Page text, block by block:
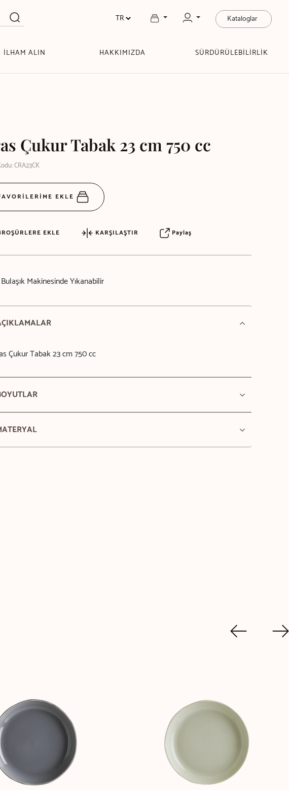
Kataloglar
İLHAM ALIN HAKKIMIZDA SÜRDÜRÜLEBİLİRLİK
Çukur Tabak 23 cm 750 cc
CRA23CK
EKLE
EKLE KARŞILAŞTIR Paylaş
Bulaşık Makinesinde Yıkanabilir
Çukur Tabak 23 cm 750 cc